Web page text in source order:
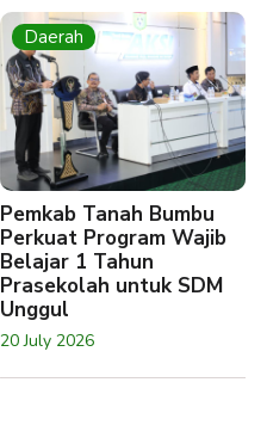
Daerah
Pemkab Tanah Bumbu
Perkuat Program Wajib
Belajar 1 Tahun
Prasekolah untuk SDM
Unggul
20 July 2026